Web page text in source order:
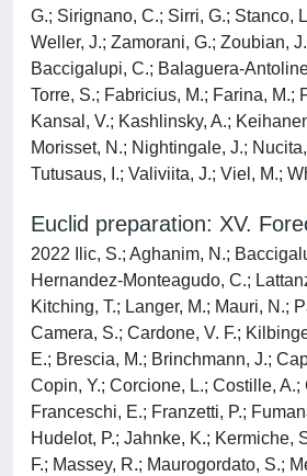
G.; Sirignano, C.; Sirri, G.; Stanco,
Weller, J.; Zamorani, G.; Zoubian,
Baccigalupi, C.; Balaguera-
Torre, S.; Fabricius, M.; Farina, M.;
Kansal, V.; Kashlinsky, A.;
Morisset, N.; Nightingale, J.;
Tutusaus, I.; Valiviita, J.; Viel, M.;
Euclid preparation: XV.
2022 Ilic, S.; Aghanim, N.;
Hernandez-Monteagudo, C.;
Kitching, T.; Langer, M.; Mauri, N.;
Camera, S.; Cardone, V. F.;
E.; Brescia, M.; Brinchmann, J.;
Copin, Y.; Corcione, L.; Costille,
Franceschi, E.; Franzetti, P.;
Hudelot, P.; Jahnke, K.; Kermiche,
F.; Massey, R.; Maurogordato, S.;